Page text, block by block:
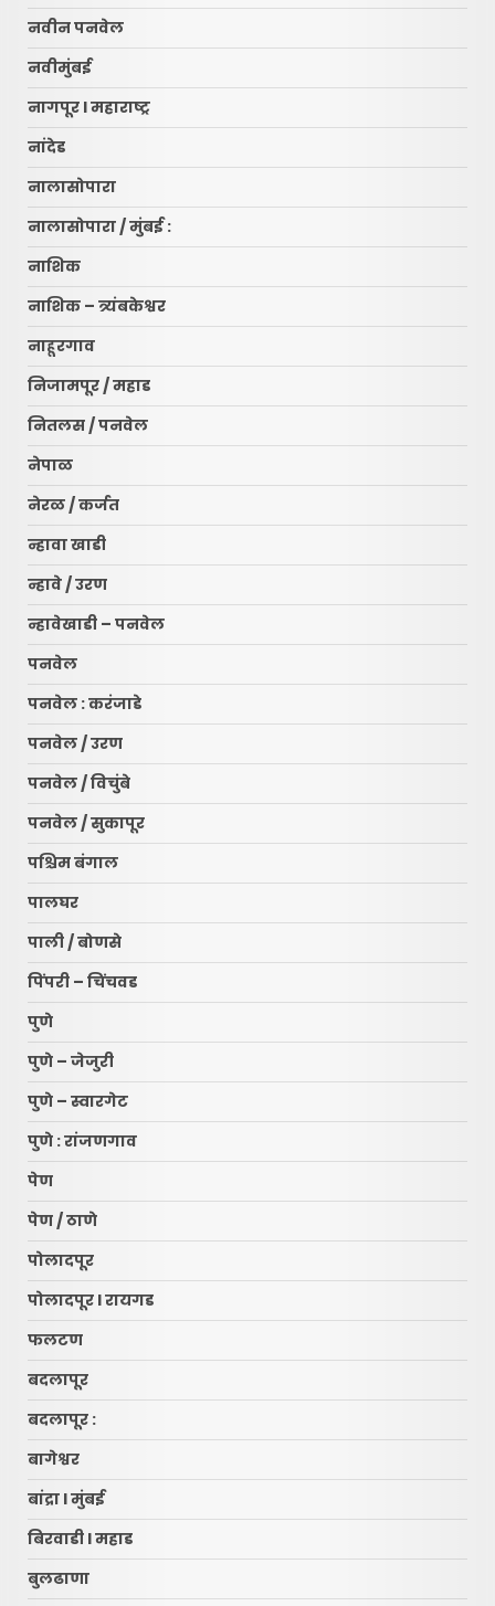
नवीन पनवेल
नवीमुंबई
नागपूर l महाराष्ट्र
नांदेड
नालासोपारा
नालासोपारा / मुंबई :
नाशिक
नाशिक – त्र्यंबकेश्वर
नाहूरगाव
निजामपूर / महाड
नितलस / पनवेल
नेपाळ
नेरळ / कर्जत
न्हावा खाडी
न्हावे / उरण
न्हावेखाडी – पनवेल
पनवेल
पनवेल : करंजाडे
पनवेल / उरण
पनवेल / विचुंबे
पनवेल / सुकापूर
पश्चिम बंगाल
पालघर
पाली / बोणसे
पिंपरी – चिंचवड
पुणे
पुणे – जेजुरी
पुणे – स्वारगेट
पुणे : रांजणगाव
पेण
पेण / ठाणे
पोलादपूर
पोलादपूर l रायगड
फलटण
बदलापूर
बदलापूर :
बागेश्वर
बांद्रा l मुंबई
बिरवाडी l महाड
बुलढाणा